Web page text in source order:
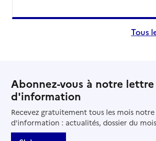
Tous
Abonnez-vous à notre lettre
d'information
Recevez gratuitement tous les mois
d'information : actualités, dossier du